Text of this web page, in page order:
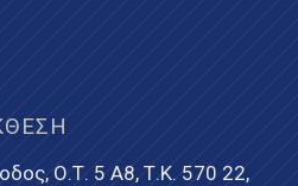
Ο.Τ. 5 Α8, Τ.Κ. 570 22,